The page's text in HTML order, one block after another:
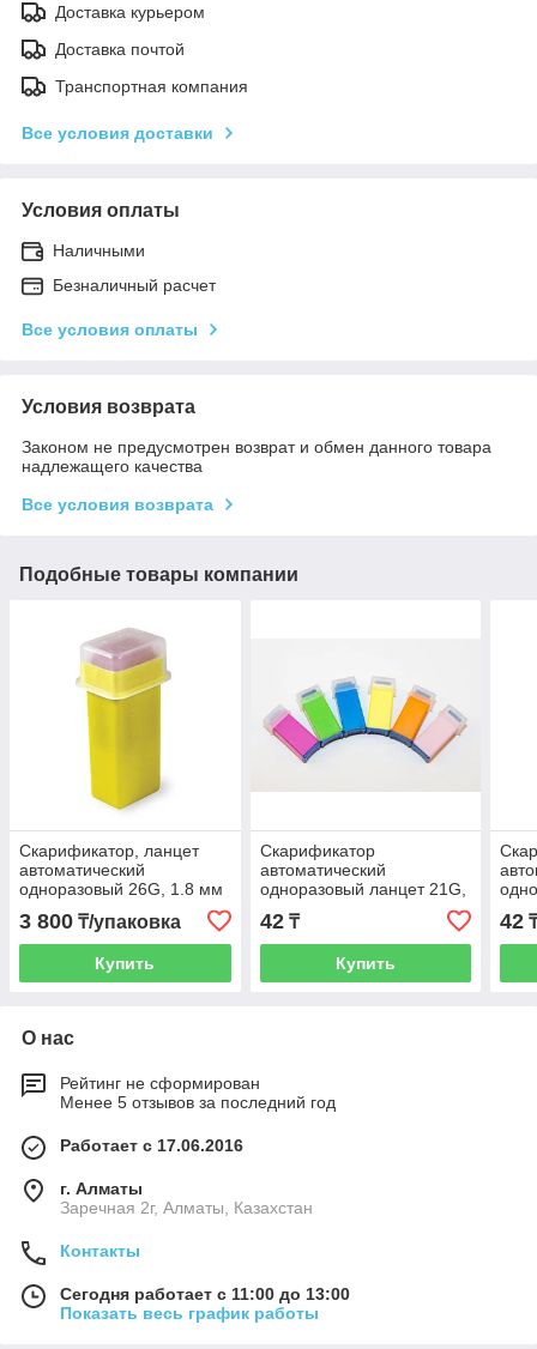
Доставка курьером
Доставка почтой
Транспортная компания
Все условия доставки
Условия оплаты
Наличными
Безналичный расчет
Все условия оплаты
Условия возврата
Законом не предусмотрен возврат и обмен данного товара
надлежащего качества
Все условия возврата
Подобные товары компании
Скарификатор, ланцет
автоматический
одноразовый 26G, 1.8 мм
3 800 ₸/упаковка
Купить
Скарификатор
автоматический
одноразовый ланцет 21G,
1.8 мм
42₸
Купить
2.8
42
О нас
Рейтинг не сформирован
Менее 5 отзывов за последний год
Работает с 17.06.2016
г. Алматы
Заречная 2г, Алматы, Казахстан
Контакты
Сегодня работает с 11:00 до 13:00
Показать весь график работы